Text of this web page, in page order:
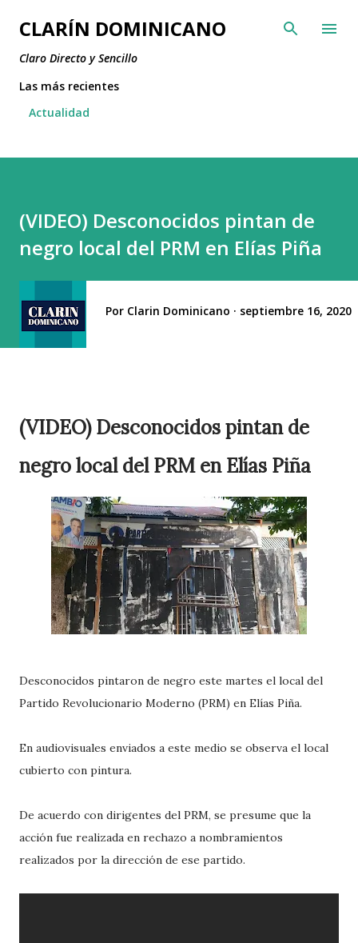
Ir al contenido principal
CLARÍN DOMINICANO
Claro Directo y Sencillo
Las más recientes
Actualidad
(VIDEO) Desconocidos pintan de
negro local del PRM en Elías Piña
Por Clarin Dominicano septiembre 16, 2020
(VIDEO) Desconocidos pintan de
negro local del PRM en Elías Piña
Desconocidos pintaron de negro este martes el local del
Partido Revolucionario Moderno (PRM) en Elías Piña.
En audiovisuales enviados a este medio se observa el local
cubierto con pintura.
De acuerdo con dirigentes del PRM, se presume que la
acción fue realizada en rechazo a nombramientos
realizados por la dirección de ese partido.